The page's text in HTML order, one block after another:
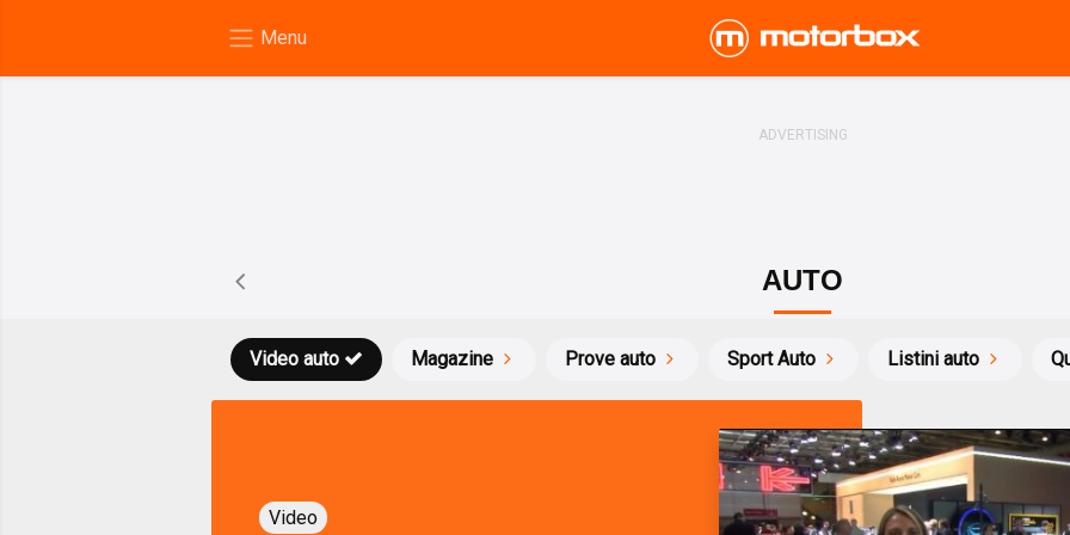
AUTO
Magazine Prove auto
Video auto Sport Auto Listini auto
Video